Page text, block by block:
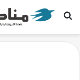
بحث عن